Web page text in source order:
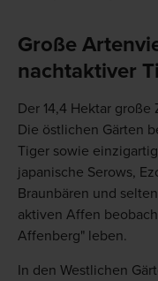
Große
nachtaktiver
Der 14,4 Hektar
Die östlichen Gärten
Tiger sowie
japanische Serows,
Braunbären und
aktiven Affen
Affenberg" leben.
In den Westlichen